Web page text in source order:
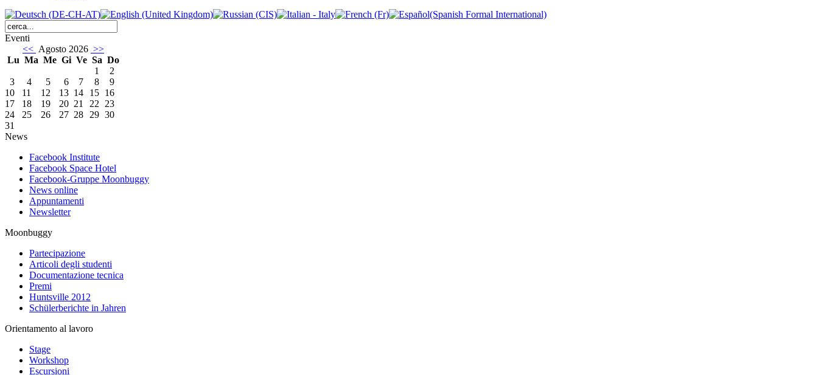
Eventi
<< Agosto 2026 >>
Lu Ma Me Gi Ve Sa Do
1
2
3
4 5 6 7 8
9
10
11 12 13 14 15 16
17
18 19 20 21 22 23
24
25 26 27 28 29 30
31
News
Facebook Institute
Facebook Space Hotel
Facebook-Gruppe Moonbuggy
News online
Appuntamenti
Newsletter
Moonbuggy
Partecipazione
Articoli degli studenti
Documentazione tecnica
Premi
Huntsville 2012
Schülerberichte in Jahren
Orientamento al lavoro
Stage
Workshop
Escursioni